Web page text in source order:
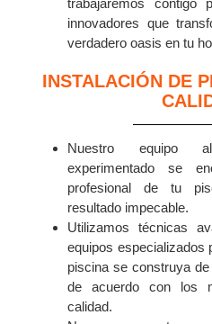
trabajaremos contigo
innovadores que
verdadero oasis en tu
INSTALACIÓN DE
Nuestro equipo
experimentado se
profesional de tu
resultado impecable.
Utilizamos técnicas
equipos especializados
piscina se construya
de acuerdo con los
calidad.